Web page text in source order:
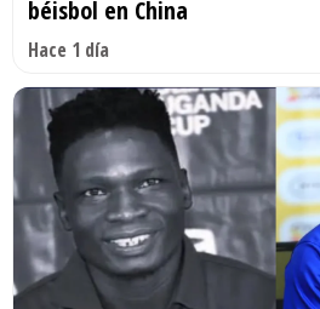
béisbol en China
Hace 1 día